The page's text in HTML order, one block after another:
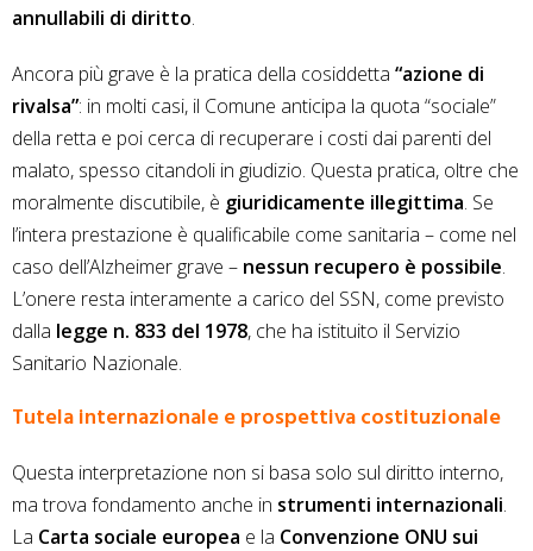
annullabili di diritto.
Ancora più grave è la pratica della cosiddetta “azione di
rivalsa”: in molti casi, il Comune anticipa la quota “sociale”
della retta e poi cerca di recuperare i costi dai parenti del
malato, spesso citandoli in giudizio. Questa pratica, oltre che
moralmente discutibile, è giuridicamente illegittima. Se
l’intera prestazione è qualificabile come sanitaria – come nel
caso dell’Alzheimer grave – nessun recupero è possibile.
L’onere resta interamente a carico del SSN, come previsto
dalla legge n. 833 del 1978, che ha istituito il Servizio
Sanitario Nazionale.
Tutela internazionale e prospettiva costituzionale
Questa interpretazione non si basa solo sul diritto interno,
ma trova fondamento anche in strumenti internazionali.
La Carta sociale europea e la Convenzione ONU sui